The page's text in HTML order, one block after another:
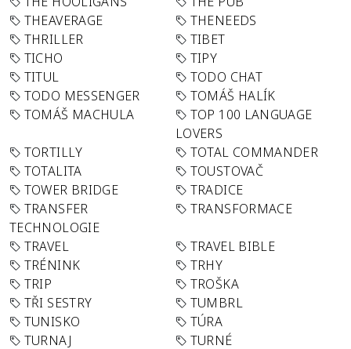
THEAVERAGE
THENEEDS
THRILLER
TIBET
TICHO
TIPY
TITUL
TODO CHAT
TODO MESSENGER
TOMÁŠ HALÍK
TOMÁŠ MACHULA
TOP 100 LANGUAGE
LOVERS
TORTILLY
TOTAL COMMANDER
TOTALITA
TOUSTOVAČ
TOWER BRIDGE
TRADICE
TRANSFER
TECHNOLOGIE
TRANSFORMACE
TRAVEL
TRAVEL BIBLE
TRÉNINK
TRHY
TRIP
TROŠKA
TŘI SESTRY
TUMBRL
TUNISKO
TÚRA
TURNAJ
TURNÉ